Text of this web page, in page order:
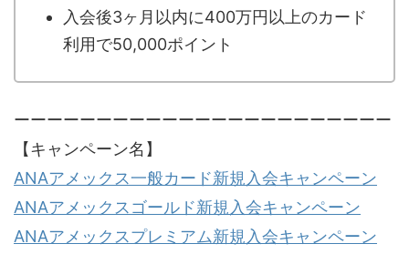
入会後3ヶ月以内に400万円以上のカード
利用で50,000ポイント
ーーーーーーーーーーーーーーーーーーーーーーー
【キャンペーン名】
ANAアメックス一般カード新規入会キャンペーン
ANAアメックスゴールド新規入会キャンペーン
ANAアメックスプレミアム新規入会キャンペーン